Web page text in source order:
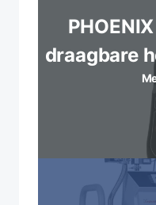
draagbare